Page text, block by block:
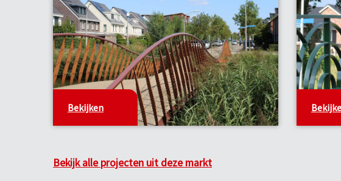
Bekijken
Bekijk alle projecten uit deze markt